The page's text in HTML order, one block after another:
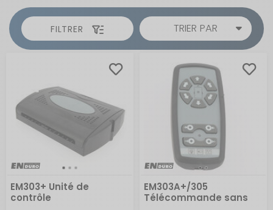
FILTRER TRIER PAR
EM303+ Unité de
contrôle
EM303A+/305
Télécommande sans